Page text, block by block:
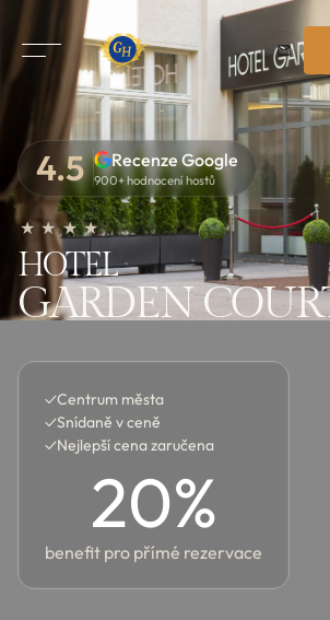
4.5 Recenze Google
900+ hodnocení hostů
★ ★ ★ ★
HOTEL
GARDEN
✓Centrum města
✓Snídaně v ceně
✓Nejlepší cena zaručena
20%
benefit pro přímé rezervace